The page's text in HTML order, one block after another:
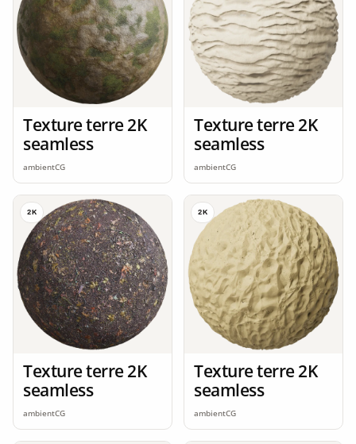
Texture terre 2K
seamless
ambientCG
Texture terre 2K
seamless
ambientCG
2K
Texture terre 2K
seamless
ambientCG
2K
Texture terre 2K
seamless
ambientCG